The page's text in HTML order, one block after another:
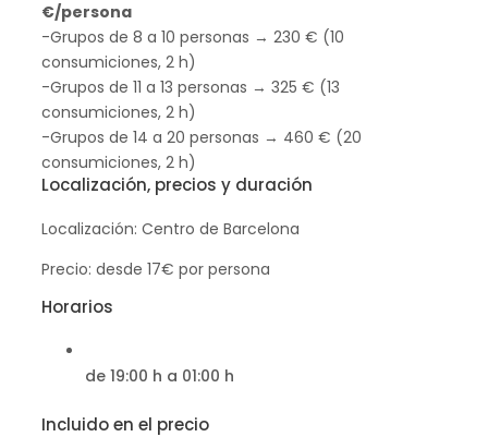
€/persona
-Grupos de 8 a 10 personas → 230 € (10
consumiciones, 2 h)
-Grupos de 11 a 13 personas → 325 € (13
consumiciones, 2 h)
-Grupos de 14 a 20 personas → 460 € (20
consumiciones, 2 h)
Localización, precios y duración
Localización: Centro de Barcelona
Precio: desde 17€ por persona
Horarios
de 19:00 h a 01:00 h
Incluido en el precio